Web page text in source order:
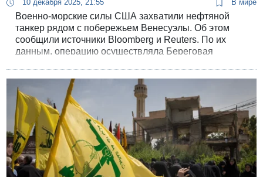
10 декабря 2025, 21:55 В мире
Военно-морские силы США захватили нефтяной
танкер рядом с побережьем Венесуэлы. Об этом
сообщили источники Bloomberg и Reuters. По их
данным, операцию осуществляла Береговая